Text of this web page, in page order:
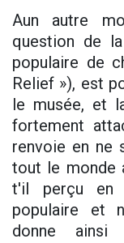
Aun autre
question de
populaire de
Relief »), est
le musée, et
fortement
renvoie en ne
tout le monde
t'il perçu en
populaire et
donne